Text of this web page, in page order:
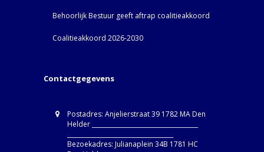
Behoorlijk Bestuur geeft aftrap coalitieakkoord
Coalitieakkoord 2026-2030
Contactgegevens
Postadres: Anjelierstraat 39 1782 MA Den
Helder ____________________________________
Bezoekadres: Julianaplein 34B 1781 HC